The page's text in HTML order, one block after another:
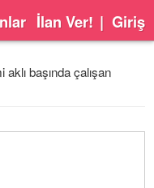
İlan Ver! | Giriş
aklı başında çalışan